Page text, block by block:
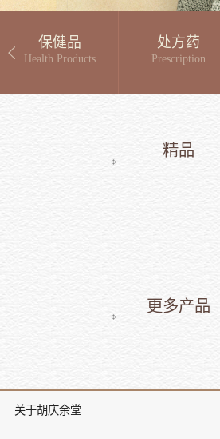
保健品
Health Products
处方药
Prescription
精品
更多产品
关于胡庆余堂